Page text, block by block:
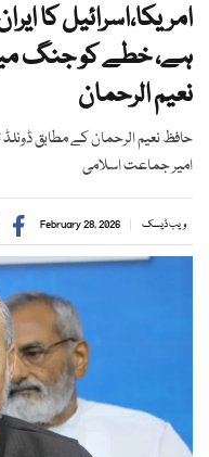
امریکا،اسرائیل کا
ہے، خطے کو جنگ
نعیم الرحمان
حافظ نعیم الرحمان کے مطابق
امیر جماعت اسلامی
ویب ڈیسک February 28, 2026